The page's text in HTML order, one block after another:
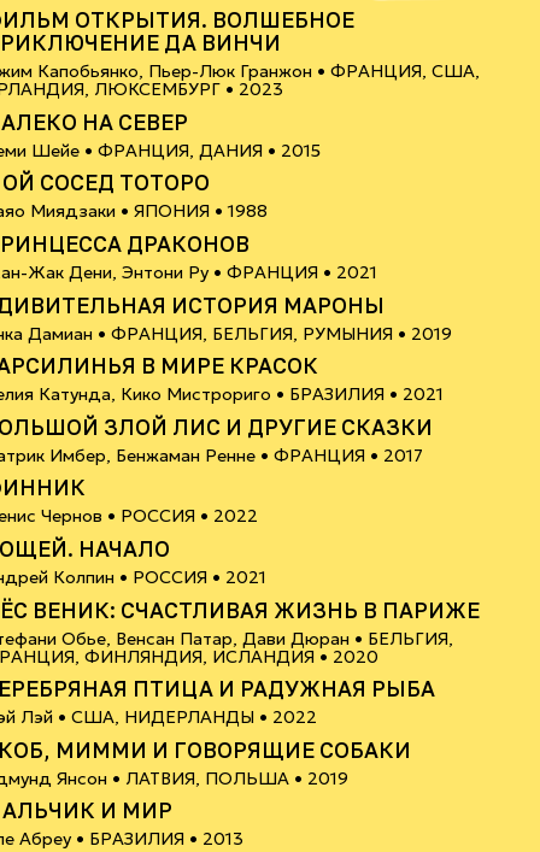
ОТКРЫТИЯ. ВОЛШЕБНОЕ
ДА ВИНЧИ
Капобьянко, Пьер-Люк Гранжон • ФРАНЦИЯ, США,
ЛЮКСЕМБУРГ • 2023
НА СЕВЕР
Шейе • ФРАНЦИЯ, ДАНИЯ • 2015
СОСЕД ТОТОРО
Миядзаки • ЯПОНИЯ • 1988
ДРАКОНОВ
Жак Дени, Энтони Ру • ФРАНЦИЯ • 2021
ИСТОРИЯ МАРОНЫ
Дамиан • ФРАНЦИЯ, БЕЛЬГИЯ, РУМЫНИЯ • 2019
В МИРЕ КРАСОК
Катунда, Кико Мистрориго • БРАЗИЛИЯ • 2021
ЗЛОЙ ЛИС И ДРУГИЕ СКАЗКИ
Имбер, Бенжаман Ренне • ФРАНЦИЯ • 2017
Чернов • РОССИЯ • 2022
НАЧАЛО
Колпин • РОССИЯ • 2021
ВЕНИК: СЧАСТЛИВАЯ ЖИЗНЬ В ПАРИЖЕ
Обье, Венсан Патар, Дави Дюран • БЕЛЬГИЯ,
ФИНЛЯНДИЯ, ИСЛАНДИЯ • 2020
ПТИЦА И РАДУЖНАЯ РЫБА
Лэй • США, НИДЕРЛАНДЫ • 2022
МИММИ И ГОВОРЯЩИЕ СОБАКИ
Янсон • ЛАТВИЯ, ПОЛЬША • 2019
И МИР
Абреу • БРАЗИЛИЯ • 2013